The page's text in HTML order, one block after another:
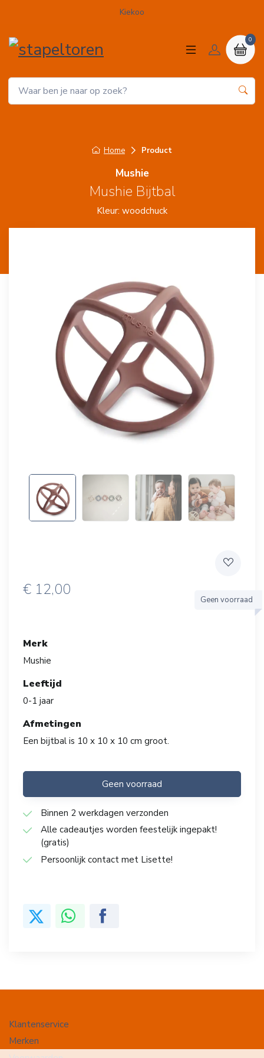
Kiekoo
0
Home Product
Mushie
Mushie Bijtbal
Kleur: woodchuck
€ 12,00
Geen voorraad
Merk
Mushie
Leeftijd
0-1 jaar
Afmetingen
Een bijtbal is 10 x 10 x 10 cm groot.
Geen voorraad
Binnen 2 werkdagen verzonden
Alle cadeautjes worden feestelijk ingepakt!
(gratis)
Persoonlijk contact met Lisette!
Klantenservice
Merken